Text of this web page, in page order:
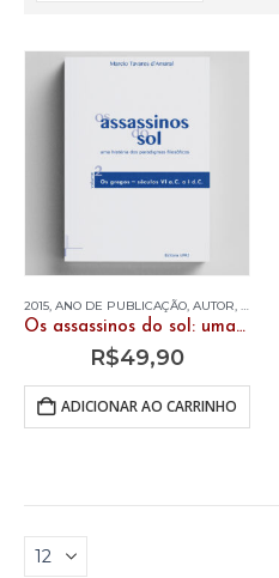
2015, ANO DE PUBLICAÇÃO, AUTOR, LIVROS
Os assassinos do sol: uma história dos paradigmas filosóficos. Vol. 2 – Os gregos – séculos IV a.C a I d.C.
R$49,90
ADICIONAR AO CARRINHO